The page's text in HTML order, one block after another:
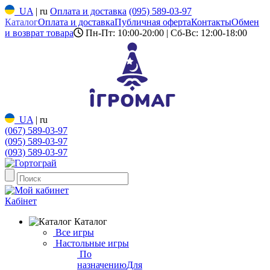
UA | ru Оплата и доставка (095) 589-03-97
КаталогОплата и доставкаПубличная офертаКонтактыОбмен
и возврат товара
Пн-Пт: 10:00-20:00 | Сб-Вс: 12:00-18:00
UA | ru
(067) 589-03-97
(095) 589-03-97
(093) 589-03-97
Кабінет
Каталог
Все игры
Настольные игры
По
назначениюДля